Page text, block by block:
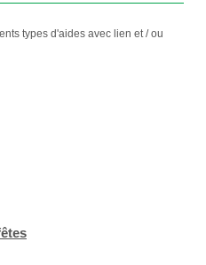
types d'aides avec lien et / ou